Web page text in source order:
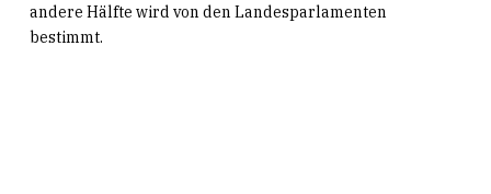
andere Hälfte wird von den Landesparlamenten
bestimmt.